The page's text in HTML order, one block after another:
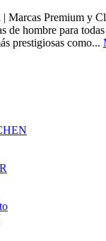
Marcas Premium y
de hombre para
prestigiosas como...